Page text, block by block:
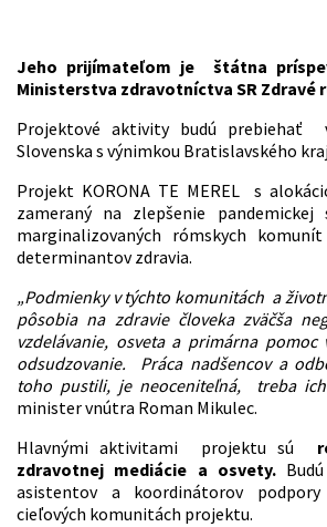
Jeho prijímateľom je štátna
Ministerstva zdravotníctva SR Zdravé
Projektové aktivity budú prebiehať
Slovenska s výnimkou Bratislavského
Projekt KORONA TE MEREL s
zameraný na zlepšenie pandemickej
marginalizovaných rómskych
determinantov zdravia.
„Podmienky v týchto komunitách a
pôsobia na zdravie človeka zväčša
vzdelávanie, osveta a primárna
odsudzovanie. Práca nadšencov a
toho pustili, je neoceniteľná, treba
minister vnútra Roman Mikulec.
Hlavnými aktivitami projektu sú
zdravotnej mediácie a osvety.
asistentov a koordinátorov
cieľových komunitách projektu.